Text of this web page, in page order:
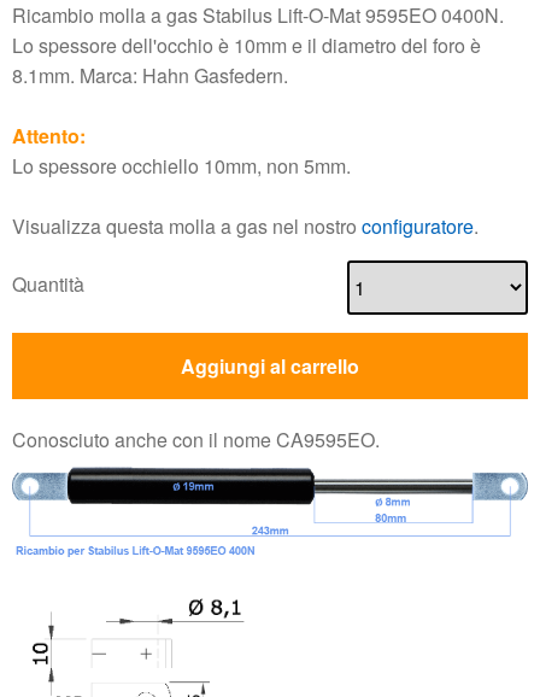
Ricambio molla a gas Stabilus Lift-O-Mat 9595EO 0400N.
Lo spessore dell'occhio è 10mm e il diametro del foro è
8.1mm. Marca: Hahn Gasfedern.
Attento:
Lo spessore occhiello 10mm, non 5mm.
Visualizza questa molla a gas nel nostro configuratore.
Quantità
Aggiungi al carrello
Conosciuto anche con il nome CA9595EO.